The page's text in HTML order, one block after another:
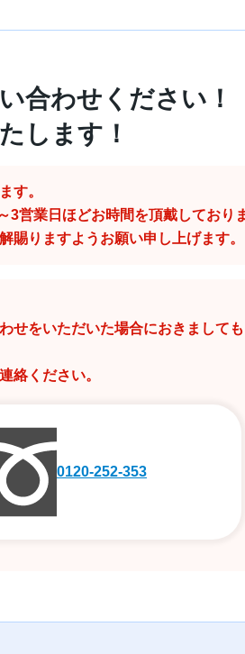
合わせください！
します！
す。
営業日ほどお時間を頂戴しており
賜りますようお願い申し上げます。
せをいただいた場合におきまして
絡ください。
0120-252-353